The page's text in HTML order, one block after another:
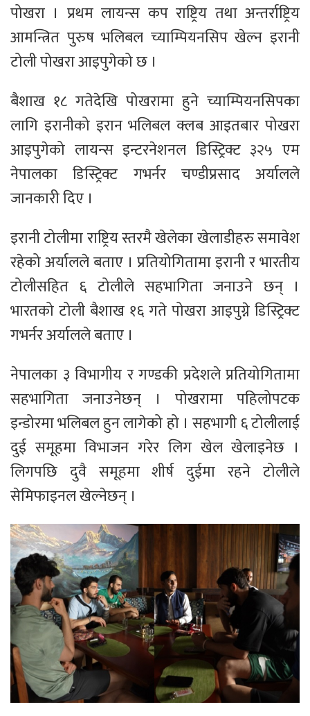
पोखरा । प्रथम लायन्स कप राष्ट्रिय तथा अन्तर्राष्ट्रिय
आमन्त्रित पुरुष भलिबल च्याम्पियनसिप खेल्न इरानी
टोली पोखरा आइपुगेको छ ।
बैशाख १८ गतेदेखि पोखरामा हुने च्याम्पियनसिपका
लागि इरानीको इरान भलिबल क्लब आइतबार पोखरा
आइपुगेको लायन्स इन्टरनेशनल डिस्ट्रिक्ट ३२५ एम
नेपालका डिस्ट्रिक्ट गभर्नर चण्डीप्रसाद अर्यालले
जानकारी दिए ।
इरानी टोलीमा राष्ट्रिय स्तरमै खेलेका खेलाडीहरु समावेश
रहेको अर्यालले बताए । प्रतियोगितामा इरानी र भारतीय
टोलीसहित ६ टोलीले सहभागिता जनाउने छन् ।
भारतको टोली बैशाख १६ गते पोखरा आइपुग्ने डिस्ट्रिक्ट
गभर्नर अर्यालले बताए ।
नेपालका ३ विभागीय र गण्डकी प्रदेशले प्रतियोगितामा
सहभागिता जनाउनेछन् । पोखरामा पहिलोपटक
इन्डोरमा भलिबल हुन लागेको हो । सहभागी ६ टोलीलाई
दुई समूहमा विभाजन गरेर लिग खेल खेलाइनेछ ।
लिगपछि दुवै समूहमा शीर्ष दुईमा रहने टोलीले
सेमिफाइनल खेल्नेछन् ।